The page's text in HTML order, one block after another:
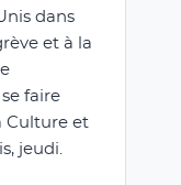
dans
et à la
faire
Culture et
jeudi.